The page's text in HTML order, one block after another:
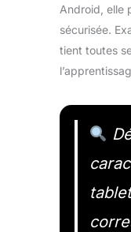
Android, elle
sécurisée.
tient toutes